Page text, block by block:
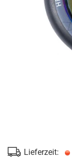
Lieferzeit: